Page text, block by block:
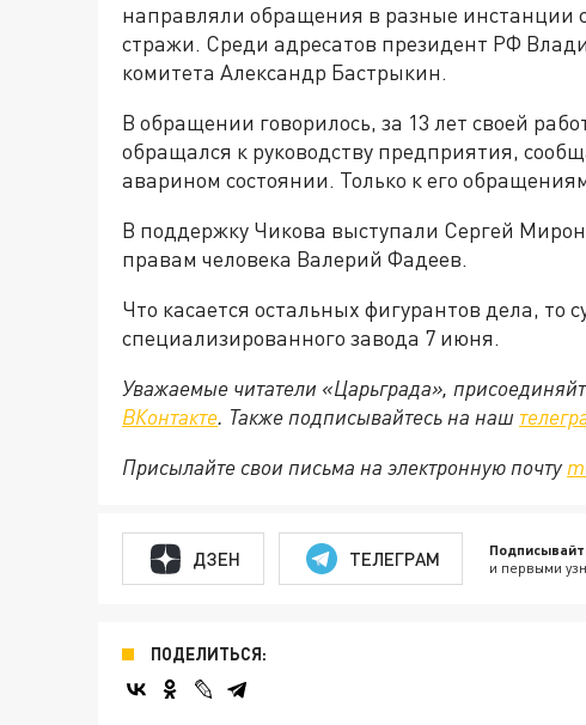
направляли обращения в разные инстанции
стражи. Среди адресатов президент РФ
комитета Александр Бастрыкин.
В обращении говорилось, за 13 лет своей
обращался к руководству предприятия,
аварином состоянии. Только к его
В поддержку Чикова выступали Сергей
правам человека Валерий Фадеев.
Что касается остальных фигурантов дела, то
специализированного завода 7 июня.
Уважаемые читатели «Царьграда»,
ВКонтакте. Также подписывайтесь на наш
Присылайте свои письма на электронную почту
ДЗЕН ТЕЛЕГРАМ и первыми
ПОДЕЛИТЬСЯ: